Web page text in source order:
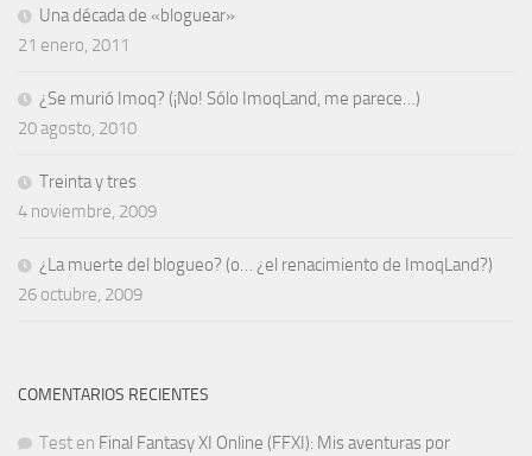
Una década de «bloguear»
21 enero, 2011
¿Se murió Imoq? (¡No! Sólo ImoqLand, me parece…)
20 agosto, 2010
Treinta y tres
4 noviembre, 2009
¿La muerte del blogueo? (o… ¿el renacimiento de ImoqLand?)
26 octubre, 2009
COMENTARIOS RECIENTES
Test en Final Fantasy XI Online (FFXI): Mis aventuras por